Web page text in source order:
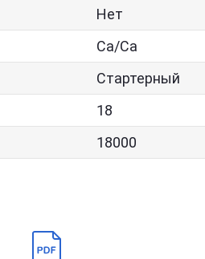
Нет
Са/Са
Стартерный
18
18000